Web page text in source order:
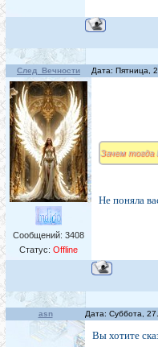
След_Вечности Дата: Пятница,
Сообщений: 3408
Статус: Offline
Зачем тогда
Не поняла
asn Дата: Суббота,
Вы хотите